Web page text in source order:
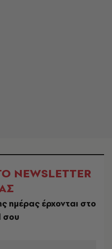
NEWSLETTER
ημέρας έρχονται στο
σου